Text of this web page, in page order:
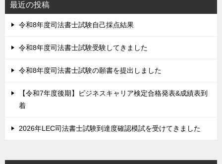
最近の投稿
令和8年度司法書士試験自己採点結果
令和8年度司法書士試験受験してきました
令和8年度司法書士試験の願書を提出しました
【令和7年度後期】ビジネスキャリア検定合格発表&成績表到
着
2026年LEC司法書士試験到達度確認模試を受けてきました